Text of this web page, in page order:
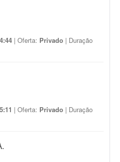
| Oferta: Privado | Duração
| Oferta: Privado | Duração